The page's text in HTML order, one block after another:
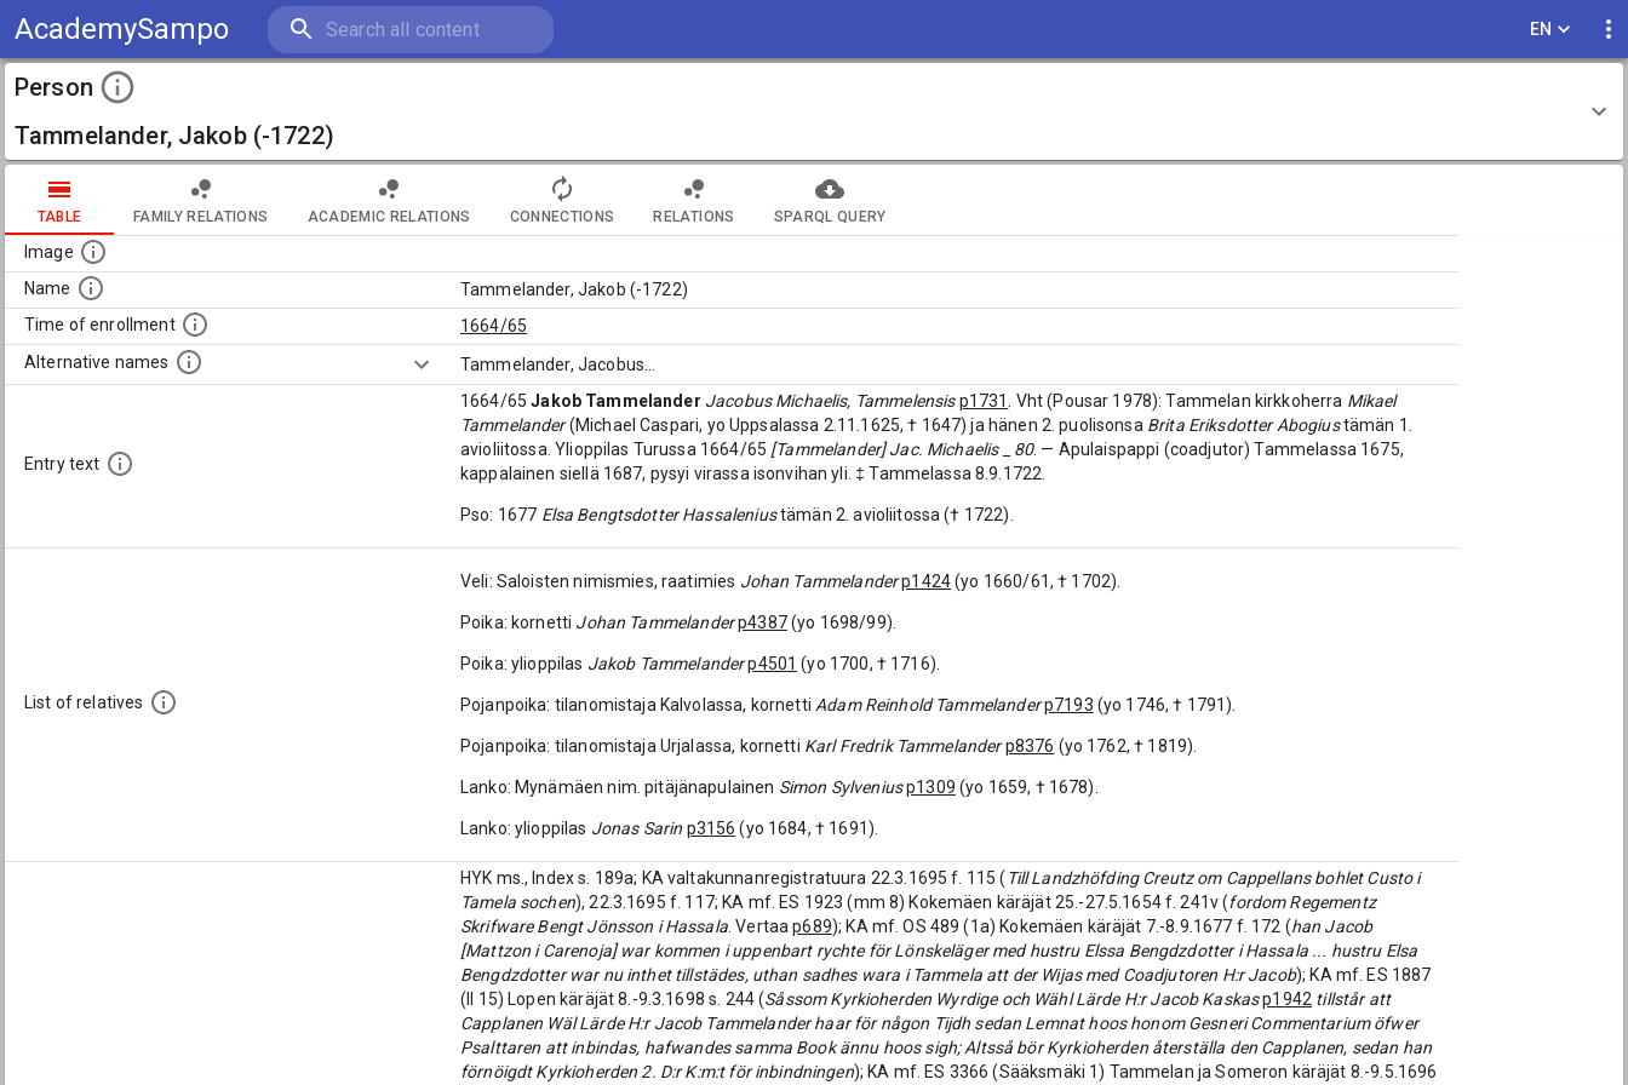
AcademySampo EN
Person
Tammelander, Jakob (-1722)
TABLE FAMILY RELATIONS ACADEMIC RELATIONS CONNECTIONS RELATIONS SPARQL QUERY
Image
Name
Tammelander, Jakob (-1722)
Time of enrollment
1664/65
Alternative names
Tammelander, Jacobus
Entry text
1664/65Jakob Tammelander Jacobus Michaelis, Tammelensis p1731 . Vht (Pousar 1978): Tammelan kirkkoherra Mikael
Tammelander(Michael Caspari, yo Uppsalassa 2.11.1625, † 1647) ja hänen 2. puolisonsa Brita Eriksdotter Abogiustämän 1.
avioliitossa. Ylioppilas Turussa 1664/65 [Tammelander] Jac. Michaelis _ 80. — Apulaispappi (coadjutor) Tammelassa 1675,
kappalainen siellä 1687, pysyi virassa isonvihan yli. ‡ Tammelassa 8.9.1722.
Pso: 1677 Elsa Bengtsdotter Hassaleniustämän 2. avioliitossa († 1722).
List of relatives
Veli: Saloisten nimismies, raatimies Johan Tammelanderp1424(yo 1660/61, † 1702).
Poika: kornetti Johan Tammelanderp4387(yo 1698/99).
Poika: ylioppilas Jakob Tammelanderp4501 (yo 1700, † 1716).
Pojanpoika: tilanomistaja Kalvolassa, kornetti Adam Reinhold Tammelanderp7193 (yo 1746, † 1791).
Pojanpoika: tilanomistaja Urjalassa, kornetti Karl Fredrik Tammelander p8376 (yo 1762, † 1819).
Lanko: Mynämäen nim. pitäjänapulainen Simon Sylveniusp1309 (yo 1659, † 1678).
Lanko: ylioppilas Jonas Sarin p3156 (yo 1684, † 1691).
HYK ms., Index s. 189a; KA valtakunnanregistratuura 22.3.1695 f. 115 ( Till Landzhöfding Creutz om Cappellans bohlet Custo i
Tamela sochen), 22.3.1695 f. 117; KA mf. ES 1923 (mm 8) Kokemäen käräjät 25.-27.5.1654 f. 241v (fordom Regementz
Skrifware Bengt Jönsson i Hassala. Vertaap689); KA mf. OS 489 (1a) Kokemäen käräjät 7.-8.9.1677 f. 172 (han Jacob
[Mattzon i Carenoja] war kommen i uppenbart rychte för Lönskeläger med hustru Elssa Bengdzdotter i Hassala ... hustru Elsa
Bengdzdotter war nu inthet tillstädes, uthan sadhes wara i Tammela att der Wijas med Coadjutoren H:r Jacob); KA mf. ES 1887
(ll 15) Lopen käräjät 8.-9.3.1698 s. 244 (Såssom Kyrkioherden Wyrdige och Wähl Lärde H:r Jacob Kaskasp1942 tillstår att
Capplanen Wäl Lärde H:r Jacob Tammelander haar för någon Tijdh sedan Lemnat hoos honom Gesneri Commentarium öfwer
Psalttaren att inbindas, hafwandes samma Book ännu hoos sigh; Altsså bör Kyrkioherden återställa den Capplanen, sedan han
förnöigdt Kyrkioherden 2. D:r K:m:t för inbindningen); KA mf. ES 3366 (Sääksmäki 1) Tammelan ja Someron käräjät 8.-9.5.1696